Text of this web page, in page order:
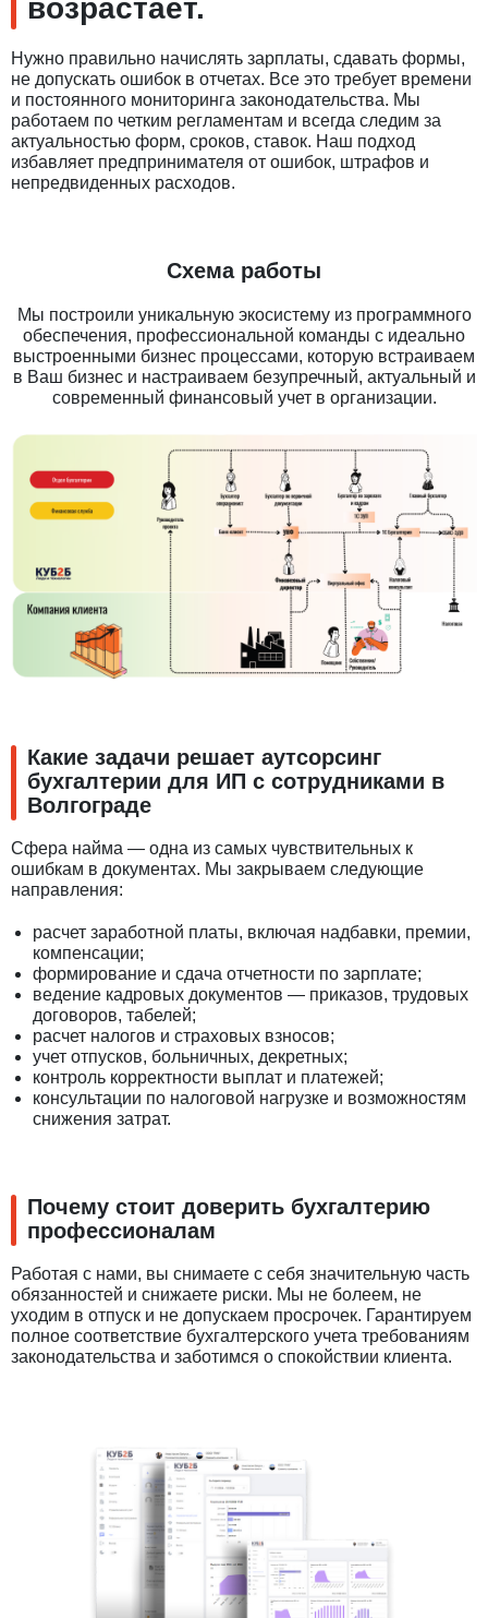
возрастает.
Нужно правильно начислять зарплаты, сдавать формы,
не допускать ошибок в отчетах. Все это требует времени
и постоянного мониторинга законодательства. Мы
работаем по четким регламентам и всегда следим за
актуальностью форм, сроков, ставок. Наш подход
избавляет предпринимателя от ошибок, штрафов и
непредвиденных расходов.
Схема работы
Мы построили уникальную экосистему из программного
обеспечения, профессиональной команды с идеально
выстроенными бизнес процессами, которую встраиваем
в Ваш бизнес и настраиваем безупречный, актуальный и
современный финансовый учет в организации.
Какие задачи решает аутсорсинг
бухгалтерии для ИП с сотрудниками в
Волгограде
Сфера найма — одна из самых чувствительных к
ошибкам в документах. Мы закрываем следующие
направления:
расчет заработной платы, включая надбавки, премии,
компенсации;
формирование и сдача отчетности по зарплате;
ведение кадровых документов — приказов, трудовых
договоров, табелей;
расчет налогов и страховых взносов;
учет отпусков, больничных, декретных;
контроль корректности выплат и платежей;
консультации по налоговой нагрузке и возможностям
снижения затрат.
Почему стоит доверить бухгалтерию
профессионалам
Работая с нами, вы снимаете с себя значительную часть
обязанностей и снижаете риски. Мы не болеем, не
уходим в отпуск и не допускаем просрочек. Гарантируем
полное соответствие бухгалтерского учета требованиям
законодательства и заботимся о спокойствии клиента.